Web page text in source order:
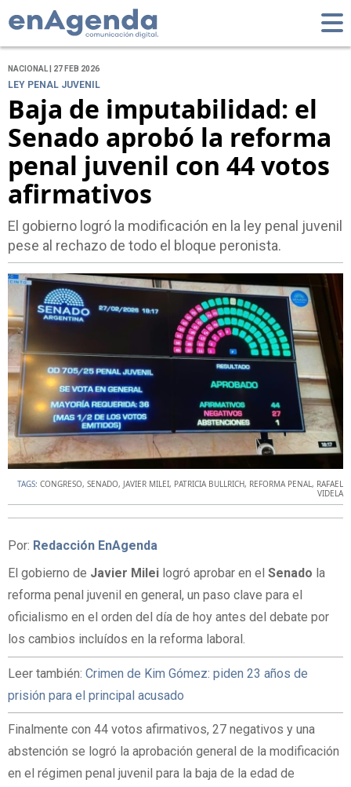
NACIONAL | 27 FEB 2026
LEY PENAL JUVENIL
Baja de imputabilidad: el
Senado aprobó la reforma
penal juvenil con 44 votos
afirmativos
El gobierno logró la modificación en la ley penal juvenil
pese al rechazo de todo el bloque peronista.
TAGS: CONGRESO, SENADO, JAVIER MILEI, PATRICIA BULLRICH, REFORMA PENAL, RAFAEL
VIDELA
Por: Redacción EnAgenda
El gobierno de Javier Milei logró aprobar en el Senado la
reforma penal juvenil en general, un paso clave para el
oficialismo en el orden del día de hoy antes del debate por
los cambios incluídos en la reforma laboral.
Leer también: Crimen de Kim Gómez: piden 23 años de
prisión para el principal acusado
Finalmente con 44 votos afirmativos, 27 negativos y una
abstención se logró la aprobación general de la modificación
en el régimen penal juvenil para la baja de la edad de